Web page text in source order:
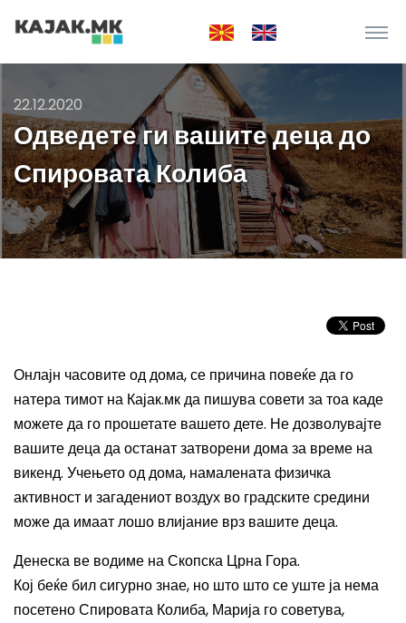
22.12.2020
Одведете ги вашите деца до
Спировата Колиба
Онлајн часовите од дома, се причина повеќе да го
натера тимот на Кајак.мк да пишува совети за тоа каде
можете да го прошетате вашето дете. Не дозволувајте
вашите деца да останат затворени дома за време на
викенд. Учењето од дома, намалената физичка
активност и загадениот воздух во градските средини
може да имаат лошо влијание врз вашите деца.
Денеска ве водиме на Скопска Црна Гора.
Кој беќе бил сигурно знае, но што што се уште ја нема
посетено Спировата Колиба, Марија го советува,